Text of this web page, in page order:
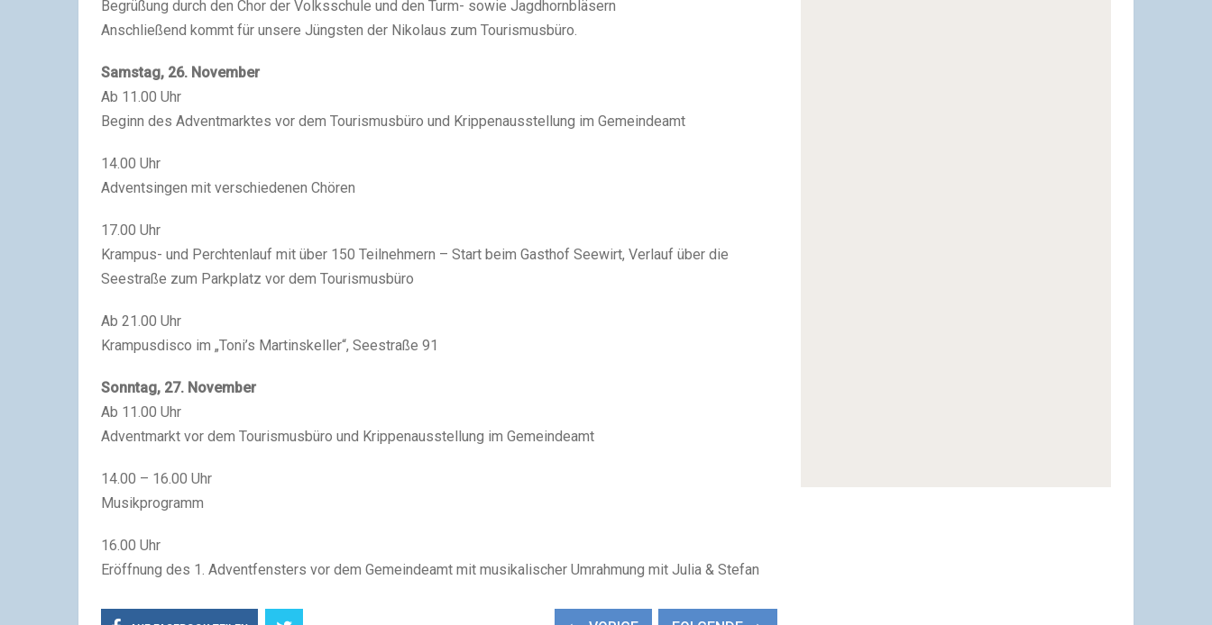
Begrüßung durch den Chor der Volksschule und den Turm- sowie Jagdhornbläsern
Anschließend kommt für unsere Jüngsten der Nikolaus zum Tourismusbüro.
Samstag, 26. November
Ab 11.00 Uhr
Beginn des Adventmarktes vor dem Tourismusbüro und Krippenausstellung im Gemeindeamt
14.00 Uhr
Adventsingen mit verschiedenen Chören
17.00 Uhr
Krampus- und Perchtenlauf mit über 150 Teilnehmern – Start beim Gasthof Seewirt, Verlauf über die
Seestraße zum Parkplatz vor dem Tourismusbüro
Ab 21.00 Uhr
Krampusdisco im „Toni’s Martinskeller“, Seestraße 91
Sonntag, 27. November
Ab 11.00 Uhr
Adventmarkt vor dem Tourismusbüro und Krippenausstellung im Gemeindeamt
14.00 – 16.00 Uhr
Musikprogramm
16.00 Uhr
Eröffnung des 1. Adventfensters vor dem Gemeindeamt mit musikalischer Umrahmung mit Julia & Stefan